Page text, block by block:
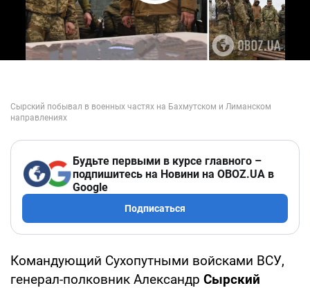
Будьте первыми в курсе главного –
подпишитесь на Новини на OBOZ.UA в
Google
Подписаться
Командующий Сухопутными войсками ВСУ,
генерал-полковник Александр Сырский